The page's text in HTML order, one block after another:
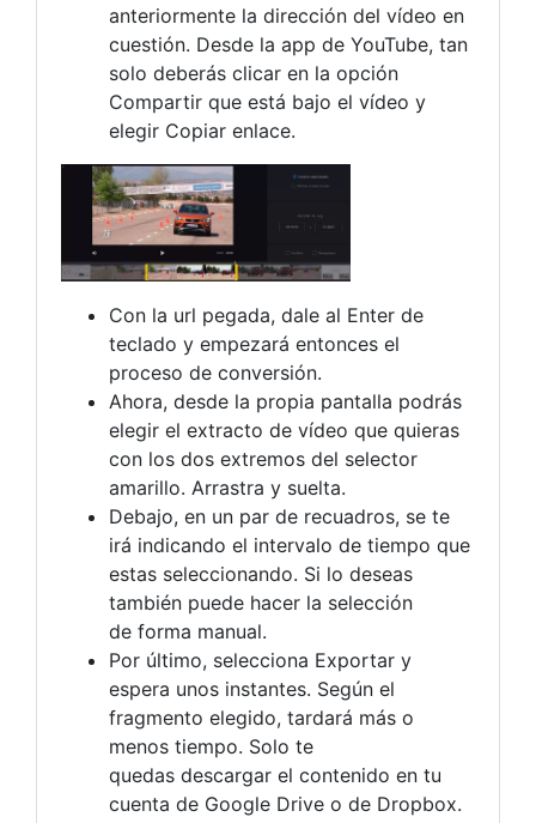
anteriormente la dirección del vídeo en
cuestión. Desde la app de YouTube, tan
solo deberás clicar en la opción
Compartir que está bajo el vídeo y
elegir Copiar enlace.
Con la url pegada, dale al Enter de
teclado y empezará entonces el
proceso de conversión.
Ahora, desde la propia pantalla podrás
elegir el extracto de vídeo que quieras
con los dos extremos del selector
amarillo. Arrastra y suelta.
Debajo, en un par de recuadros, se te
irá indicando el intervalo de tiempo que
estas seleccionando. Si lo deseas
también puede hacer la selección
de forma manual.
Por último, selecciona Exportar y
espera unos instantes. Según el
fragmento elegido, tardará más o
menos tiempo. Solo te
quedas descargar el contenido en tu
cuenta de Google Drive o de Dropbox.